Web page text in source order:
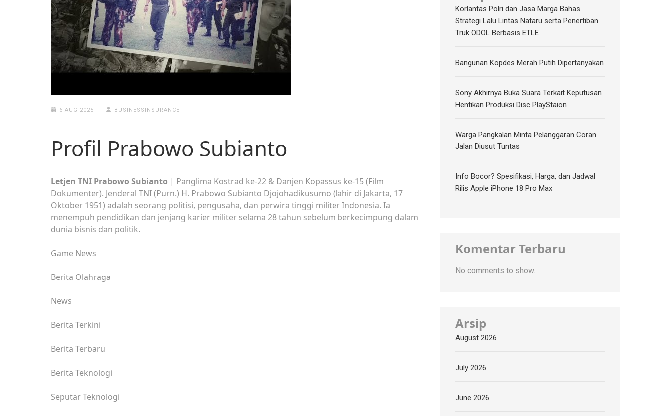
6 AUG 2025 BUSINESSINSURANCE
Profil Prabowo Subianto
Letjen TNI Prabowo Subianto | Panglima Kostrad ke-22 & Danjen Kopassus ke-15 (Film
Dokumenter). Jenderal TNI (Purn.) H. Prabowo Subianto Djojohadikusumo (lahir di Jakarta, 17
Oktober 1951) adalah seorang politisi, pengusaha, dan perwira tinggi militer Indonesia. Ia
menempuh pendidikan dan jenjang karier militer selama 28 tahun sebelum berkecimpung dalam
dunia bisnis dan politik.
Game News
Berita Olahraga
News
Berita Terkini
Berita Terbaru
Berita Teknologi
Seputar Teknologi
Korlantas Polri dan Jasa Marga Bahas
Strategi Lalu Lintas Nataru serta Penertiban
Truk ODOL Berbasis ETLE
Bangunan Kopdes Merah Putih Dipertanyakan
Sony Akhirnya Buka Suara Terkait Keputusan
Hentikan Produksi Disc PlayStaion
Warga Pangkalan Minta Pelanggaran Coran
Jalan Diusut Tuntas
Info Bocor? Spesifikasi, Harga, dan Jadwal
Rilis Apple iPhone 18 Pro Max
Komentar Terbaru
No comments to show.
Arsip
August 2026
July 2026
June 2026